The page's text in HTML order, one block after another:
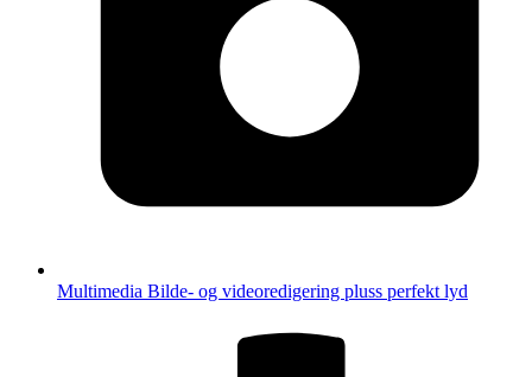
Multimedia Bilde- og videoredigering pluss perfekt lyd